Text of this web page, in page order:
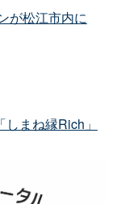
が松江市内に
「しまね縁Rich」